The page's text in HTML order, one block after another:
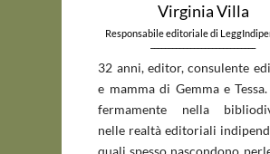
Virginia Villa
Responsabile editoriale di
32 anni, editor, consulente
e mamma di Gemma e
fermamente nella
nelle realtà editoriali